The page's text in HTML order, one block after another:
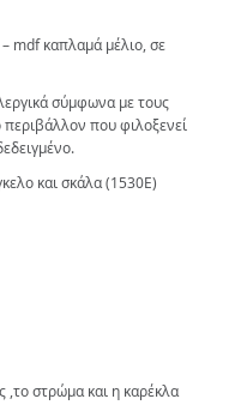
mdf καπλαμά μέλιο, σε
σύμφωνα με τους
που φιλοξενεί
και σκάλα (1530Ε)
,το στρώμα και η καρέκλα